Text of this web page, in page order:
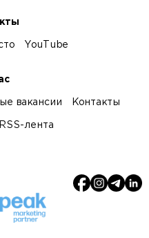
YouTube
вакансии Контакты
RSS-лента